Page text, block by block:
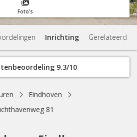
Foto's
Inrichting Gerelateerd
9.3/10
beschikbaarheid
Eindhoven
81